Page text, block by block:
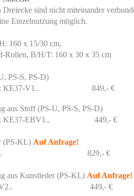
Dreiecke sind nicht miteinander
Einzelnutzung möglich.
160 x 15/30 cm,
Rollen, B/H/T: 160 x 30 x 35 cm
PS-S, PS-D)
KE37-V1.. 849,- €
aus Stoff (PS-U, PS-S, PS-D)
KE37-EBV1.. 449,- €
(PS-KL) Auf Anfrage!
V2.. 829,- €
aus Kunstleder (PS-KL) Auf Anfrage!
EBV2.. 449,- €